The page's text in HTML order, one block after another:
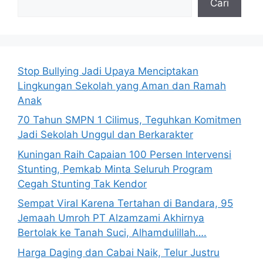
Cari
Stop Bullying Jadi Upaya Menciptakan
Lingkungan Sekolah yang Aman dan Ramah
Anak
70 Tahun SMPN 1 Cilimus, Teguhkan Komitmen
Jadi Sekolah Unggul dan Berkarakter
Kuningan Raih Capaian 100 Persen Intervensi
Stunting, Pemkab Minta Seluruh Program
Cegah Stunting Tak Kendor
Sempat Viral Karena Tertahan di Bandara, 95
Jemaah Umroh PT Alzamzami Akhirnya
Bertolak ke Tanah Suci, Alhamdulillah….
Harga Daging dan Cabai Naik, Telur Justru